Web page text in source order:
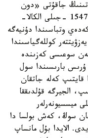
جاقۇتى «دون
كيحوت» رومانىنىڭ اۆتورى سەرۆانتەس 1547 -جىلى الكالا-
وتباسىندا دۇنيەگە
كوللەگياسىندا
سوعىسى كەزىندە
بارىسىندا سول
-جىلى وتانىنا قايتىپ كەلە جاتقان
الجيرگە قۇلدىققا
تۇتقىننان 1580 -جىلى ميسسيونەرلەر
سوڭ، كەش بولسا دا
الايدا بۇل مانساپ